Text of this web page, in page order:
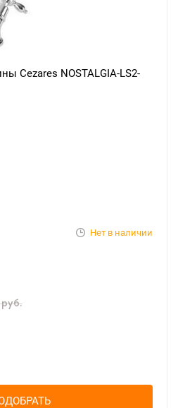
Cezares NOSTALGIA-LS2-
Нет в наличии
руб.